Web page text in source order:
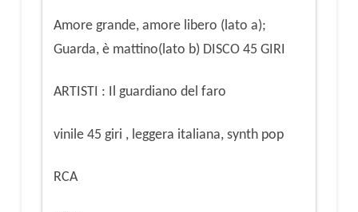
Amore grande, amore libero (lato a);
Guarda, è mattino(lato b) DISCO 45 GIRI
ARTISTI : Il guardiano del faro
vinile 45 giri , leggera italiana, synth pop
RCA